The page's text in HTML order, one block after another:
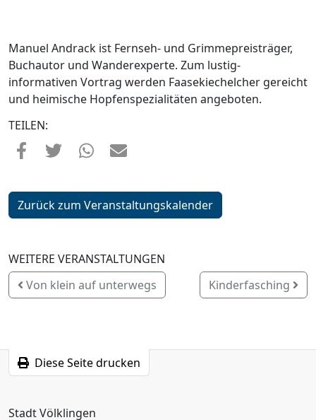
Manuel Andrack ist Fernseh- und Grimmepreisträger,
Buchautor und Wanderexperte. Zum lustig-
informativen Vortrag werden Faasekiechelcher gereicht
und heimische Hopfenspezialitäten angeboten.
TEILEN:
Zurück zum Veranstaltungskalender
WEITERE VERANSTALTUNGEN
Von klein auf unterwegs
Kinderfasching
Diese Seite drucken
Stadt Völklingen